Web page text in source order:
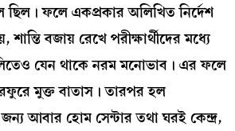
ছিল। ফলে একপ্রকার অলিখিত নির্দেশ
বজায় রেখে পরীক্ষার্থীদের মধ্যে
যেন থাকে নরম মনোভাব। এর ফলে
মুক্ত বাতাস। তারপর হল
আবার হোম সেন্টার তথা ঘরই কেন্দ্র,